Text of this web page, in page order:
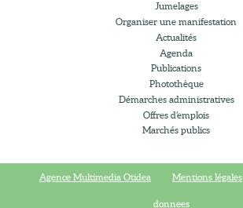
Jumelages
Organiser une manifestation
Actualités
Agenda
Publications
Photothèque
Démarches administratives
Offres d’emplois
Marchés publics
Agence Multimedia Otidea Mentions légales
donnees